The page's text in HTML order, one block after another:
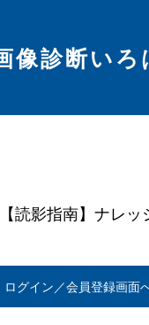
像診断いろ
読影指南】ナレッ
ログイン／会員登録画面